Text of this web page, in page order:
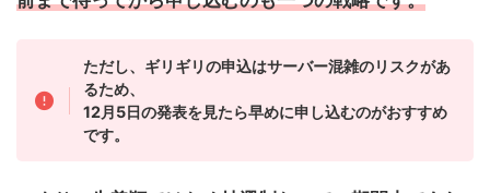
ただし、ギリギリの申込はサーバー混雑のリスクがあ
るため、
12月5日の発表を見たら早めに申し込むのがおすすめ
です。